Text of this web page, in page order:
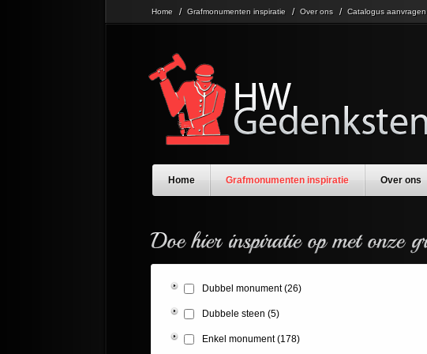
Home Grafmonumenten inspiratie Over ons Catalogus aanvragen
Home Grafmonumenten inspiratie Over ons
Dubbel monument (26)
Dubbele steen (5)
Enkel monument (178)